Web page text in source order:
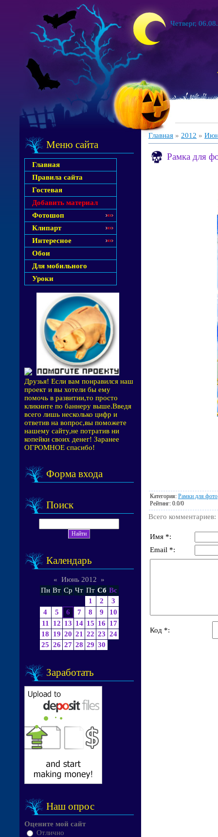
Четверг,
Меню сайта
Главная
Правила сайта
Гостевая
Добавить материал
Фотошоп
Клипарт
Интересное
Обои
Для мобильного
Уроки
Друзья! Если вам понравился наш
проект и вы хотели бы ему
помочь в развитии,то просто
кликните по баннеру выше.Введя
всего лишь несколько цифр и
ответив на вопрос,вы поможете
нашему сайту,не потратив ни
копейки своих денег! Заранее
ОГРОМНОЕ спасибо!
Форма входа
Поиск
Календарь
« Июнь 2012
»
Пн Вт Ср Чт Пт Сб Вс
1
2
3
4
5 6 7 8 9
10
11
12 13 14 15 16
17
18
19 20 21 22 23 24
25 26 27 28 29 30
Заработать
Наш опрос
Оцените мой сайт
Отлично
Главная » 2012 »
Рамка для
Категория: Рамки для фото
Рейтинг: 0.0/0
Всего комментариев:
Имя *:
Email *:
Код *: